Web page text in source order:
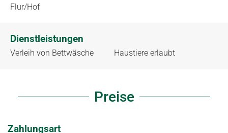
Flur/Hof
Dienstleistungen
Verleih von Bettwäsche Haustiere erlaubt
Preise
Zahlungsart